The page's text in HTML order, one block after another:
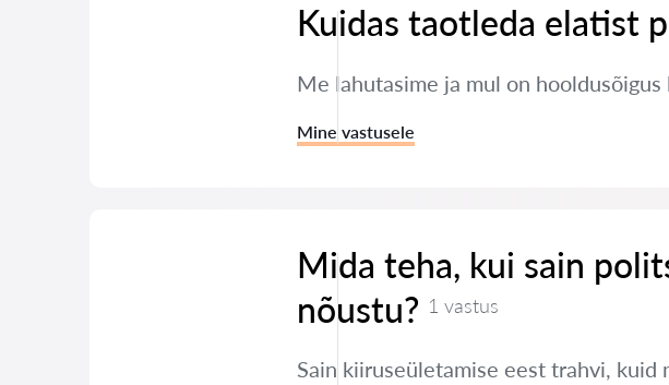
Kuidas taotleda elatist
Me lahutasime ja mul on
Mine vastusele
Mida teha, kui sain
nõustu? 1 vastus
Sain kiiruseületamise eest trahvi, kuid